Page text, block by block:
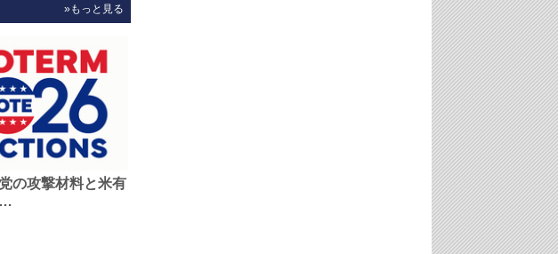
»もっと見る
の攻撃材料と米有
…